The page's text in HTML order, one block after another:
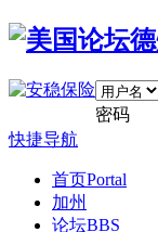
密码
快捷导航
首页Portal
加州
论坛BBS